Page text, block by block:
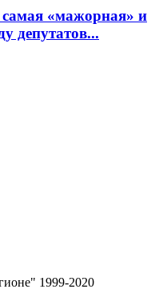
«мажорная» и
депутатов...
1999-2020